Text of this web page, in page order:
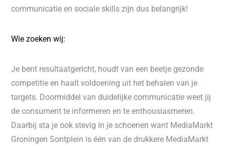
communicatie en sociale skills zijn dus belangrijk!
Wie zoeken wij:
Je bent resultaatgericht, houdt van een beetje gezonde
competitie en haalt voldoening uit het behalen van je
targets. Doormiddel van duidelijke communicatie weet jij
de consument te informeren en te enthousiasmeren.
Daarbij sta je ook stevig in je schoenen want MediaMarkt
Groningen Sontplein is één van de drukkere MediaMarkt